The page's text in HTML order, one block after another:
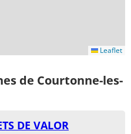
Leaflet
de Courtonne-les-
DE VALOR